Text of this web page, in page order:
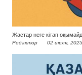
Жастар неге кітап
Редактор 02 июля, 2025